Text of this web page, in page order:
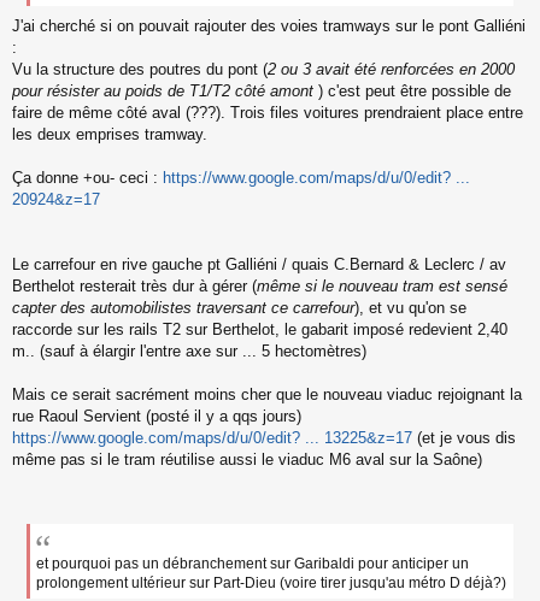
J'ai cherché si on pouvait rajouter des voies tramways sur le pont Galliéni
:
Vu la structure des poutres du pont (2 ou 3 avait été renforcées en 2000
pour résister au poids de T1/T2 côté amont ) c'est peut être possible de
faire de même côté aval (???). Trois files voitures prendraient place entre
les deux emprises tramway.
Ça donne +ou- ceci : https://www.google.com/maps/d/u/0/edit? ...
20924&z=17
Le carrefour en rive gauche pt Galliéni / quais C.Bernard & Leclerc / av
Berthelot resterait très dur à gérer (même si le nouveau tram est sensé
capter des automobilistes traversant ce carrefour), et vu qu'on se
raccorde sur les rails T2 sur Berthelot, le gabarit imposé redevient 2,40
m.. (sauf à élargir l'entre axe sur ... 5 hectomètres)
Mais ce serait sacrément moins cher que le nouveau viaduc rejoignant la
rue Raoul Servient (posté il y a qqs jours)
https://www.google.com/maps/d/u/0/edit? ... 13225&z=17 (et je vous dis
même pas si le tram réutilise aussi le viaduc M6 aval sur la Saône)
et pourquoi pas un débranchement sur Garibaldi pour anticiper un
prolongement ultérieur sur Part-Dieu (voire tirer jusqu'au métro D déjà?)